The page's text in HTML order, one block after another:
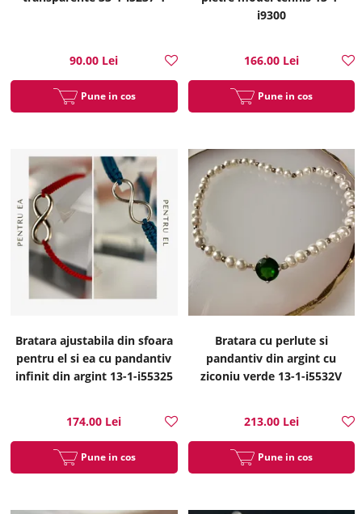
90.00 Lei
Pune in cos
i9300
166.00 Lei
Pune in cos
Bratara ajustabila din sfoara
pentru el si ea cu pandantiv
infinit din argint 13-1-i55325
174.00 Lei
Pune in cos
Bratara cu perlute si
pandantiv din argint cu
ziconiu verde 13-1-i5532V
213.00 Lei
Pune in cos